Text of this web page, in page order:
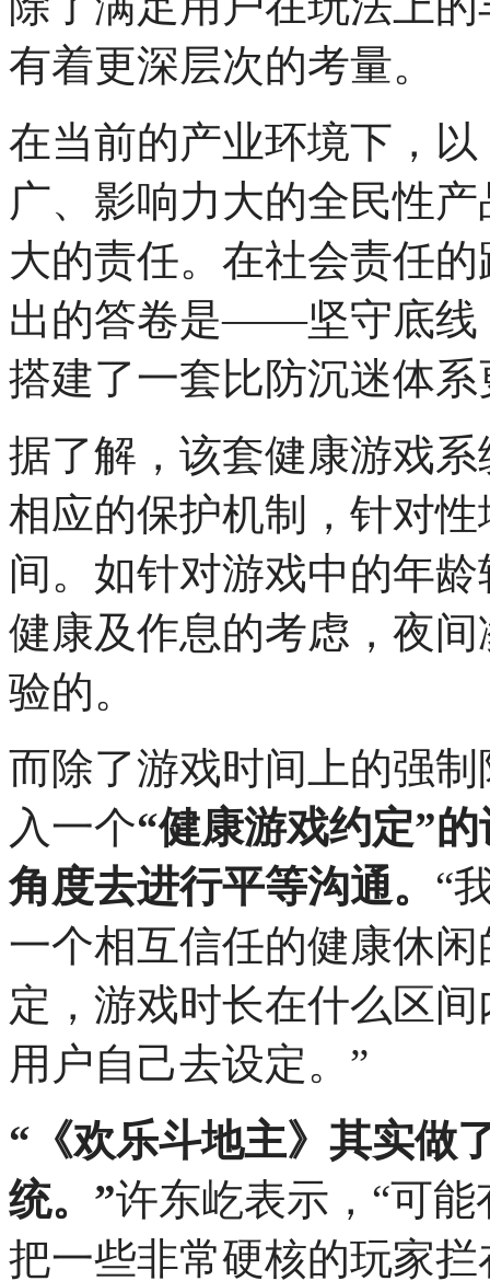
有着更深层次的考量。
在当前的产业环境下，
广、影响力大的全民性
大的责任。在社会责任
出的答卷是——坚守底线
搭建了一套比防沉迷体
据了解，该套健康游戏
相应的保护机制，针对
间。如针对游戏中的年
健康及作息的考虑，夜
验的。
而除了游戏时间上的强
入一个“健康游戏约定”
角度去进行平等沟通。 “
一个相互信任的健康休
定，游戏时长在什么区
用户自己去设定。”
“《欢乐斗地主》其实做
统。”许东屹表示，“可
把一些非常硬核的玩家